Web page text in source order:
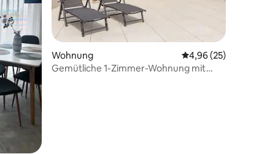
Bewertungen
Wohnung Durchschnittliche
4,96 (25)
Gemütliche 1-Zimmer-Wohnung mit